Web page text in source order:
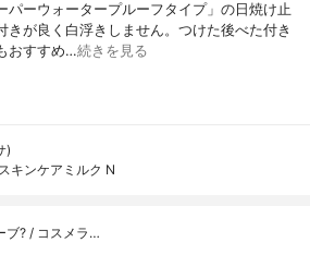
パーウォータープルーフタイプ」の日焼け止
きが良く白浮きしません。つけた後べた付き
おすすめ…続きを見る
)
キンケアミルク N
ブ? / コスメラ…